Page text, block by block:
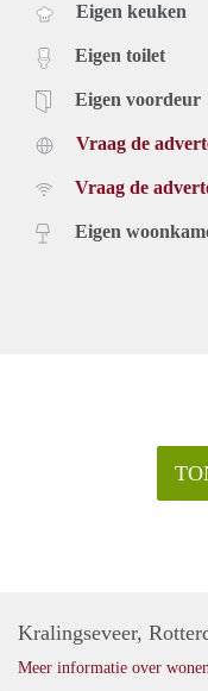
Eigen keuken
Eigen toilet
Eigen voordeur
Vraag de
Vraag de
Eigen
Kralingseveer,
Meer informatie over